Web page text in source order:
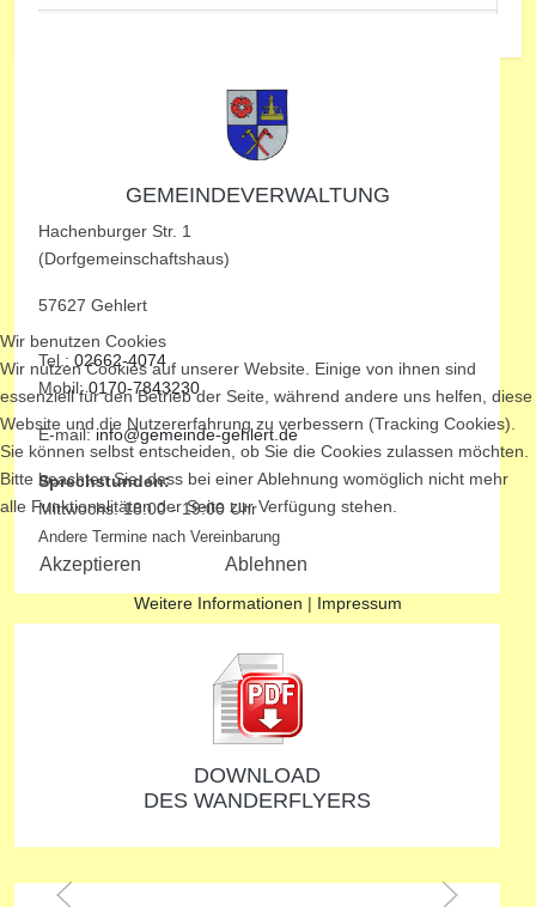
GEMEINDEVERWALTUNG
Hachenburger Str. 1
(Dorfgemeinschaftshaus)
57627 Gehlert
Tel.: 02662-4074
Mobil:0170-7843230
E-mail:info@gemeinde-gehlert.de
Sprechstunden:
Mittwochs: 18:00 - 19:00 Uhr
Andere Termine nach Vereinbarung
DOWNLOAD
DES WANDERFLYERS
Wir benutzen Cookies
Wir nutzen Cookies auf unserer Website. Einige von ihnen sind
essenziell für den Betrieb der Seite, während andere uns helfen, diese
Website und die Nutzererfahrung zu verbessern (Tracking Cookies).
Sie können selbst entscheiden, ob Sie die Cookies zulassen möchten.
Bitte beachten Sie, dass bei einer Ablehnung womöglich nicht mehr
alle Funktionalitäten der Seite zur Verfügung stehen.
Akzeptieren Ablehnen
Weitere Informationen | Impressum